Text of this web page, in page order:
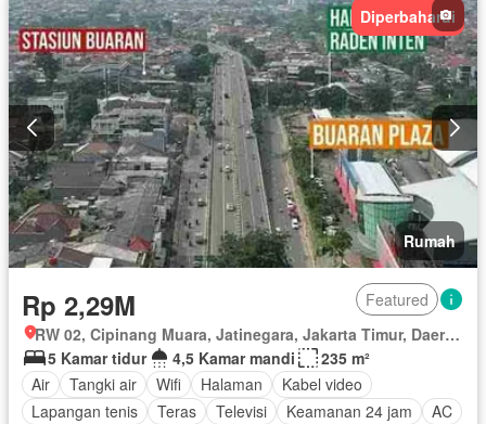
Diperbaharui
Rumah
Rp 2,29M
Featured
RW 02, Cipinang Muara, Jatinegara, Jakarta Timur, Daerah Khusus Ibukota Jakarta
5 Kamar tidur
4,5 Kamar mandi
235 m²
Air
Tangki air Wifi Halaman
Kabel video
Lapangan tenis
Teras Televisi Keamanan 24 jam
AC